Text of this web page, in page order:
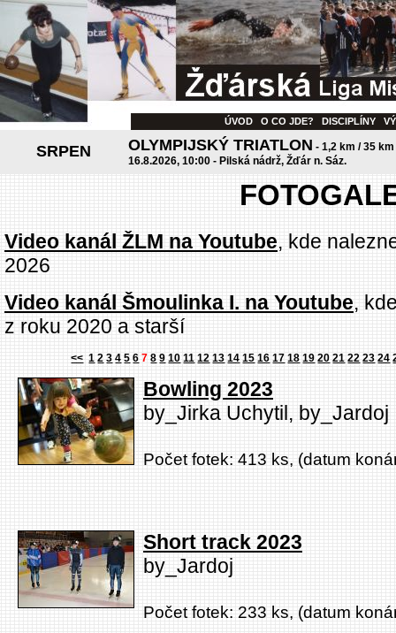
ÚVOD O CO JDE? DISCIPLÍNY
SRPEN OLYMPIJSKÝ TRIATLON - 1,2 km / 35
16.8.2026, 10:00 - Pilská nádrž, Žďár n. Sáz.
Video kanál ŽLM na Youtube, kde
2026
Video kanál Šmoulinka I. na Youtube,
z roku 2020 a starší
<< 1 2 3 4 5 6 7 8 9 10 11 12 13 14 15 16 17 18 19 20 21 22 23 24
Bowling 2023
by_Jirka Uchytil, by_Jardoj
Počet fotek: 413 ks, (datum
Short track 2023
by_Jardoj
Počet fotek: 233 ks, (datum